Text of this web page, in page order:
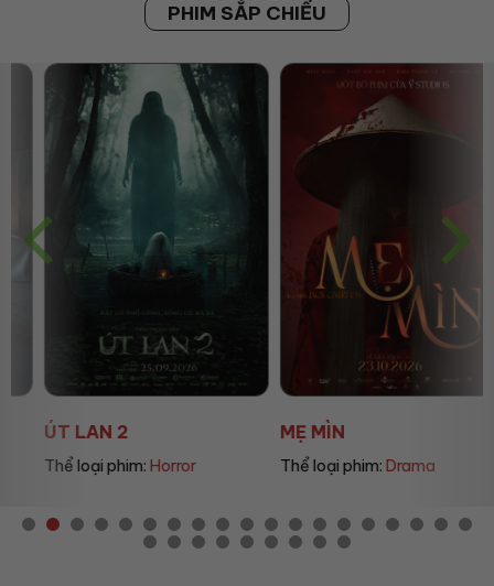
PHIM SẮP CHIẾU
ÚT LAN 2
Thể loại phim:Horror
MẸ MÌN
Thể loại phim:Drama